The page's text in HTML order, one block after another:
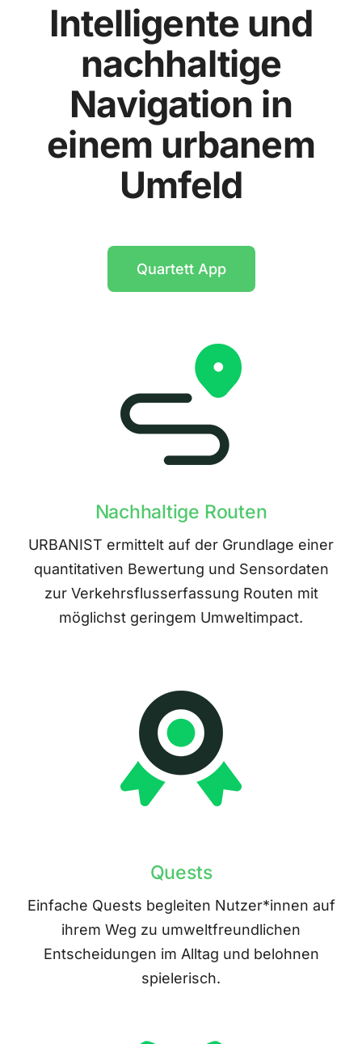
Intelligente und
nachhaltige
Navigation in
einem urbanem
Umfeld
Quartett App
Nachhaltige Routen
URBANIST ermittelt auf der Grundlage einer
quantitativen Bewertung und Sensordaten
zur Verkehrsflusserfassung Routen mit
möglichst geringem Umweltimpact.
Quests
Einfache Quests begleiten Nutzer*innen auf
ihrem Weg zu umweltfreundlichen
Entscheidungen im Alltag und belohnen
spielerisch.